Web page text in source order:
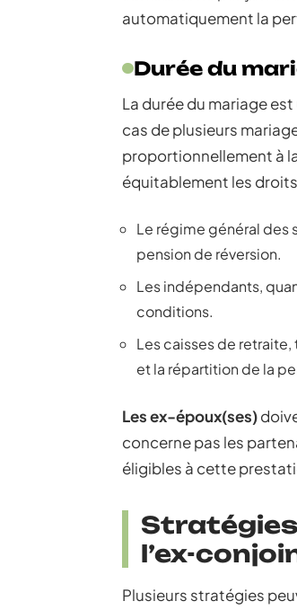
automatiquement la
Durée du
La durée du mariage
cas de plusieurs
proportionnellement à
équitablement les
Le régime général des
pension de réversion.
Les indépendants,
conditions.
Les caisses de
et la répartition de la
Les ex-époux(ses)
concerne pas les
éligibles à cette
Stratégies
l’ex-
Plusieurs stratégies